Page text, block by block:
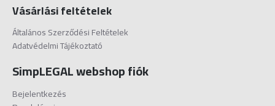
Vásárlási feltételek
Általános Szerződési Feltételek
Adatvédelmi Tájékoztató
SimpLEGAL webshop fiók
Bejelentkezés